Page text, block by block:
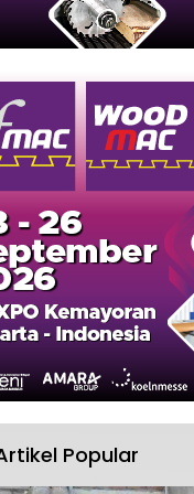
Popular